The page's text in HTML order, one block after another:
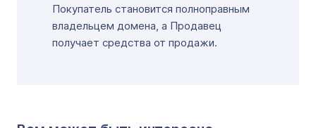
Покупатель становится полноправным
владельцем домена, а Продавец
получает средства от продажи.